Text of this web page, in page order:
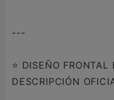
---
⭐ DISEÑO
DESCRIPCIÓN